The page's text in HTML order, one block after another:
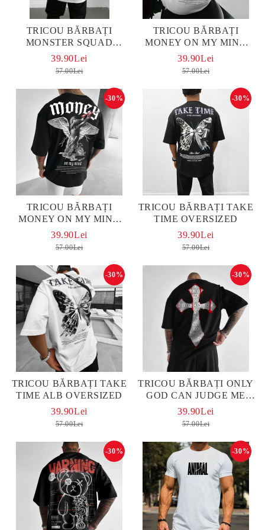
TRICOU BĂRBAȚI
MONSTER SQUAD
OVERSIZED ALB
39.90Lei
57.00Lei
TRICOU BĂRBAȚI
MONEY ON MY MIND
ALB OVERSIZED
39.90Lei
57.00Lei
TRICOU BĂRBAȚI
MONEY ON MY MIND
OVERSIZED
-30%
39.90Lei
57.00Lei
TRICOU BĂRBAȚI TAKE
TIME OVERSIZED
-30%
39.90Lei
57.00Lei
TRICOU BĂRBAȚI TAKE
TIME ALB OVERSIZED
-30%
39.90Lei
57.00Lei
TRICOU BĂRBAȚI ONLY
GOD CAN JUDGE ME
OVERSIZED
-30%
39.90Lei
57.00Lei
-30% -30%